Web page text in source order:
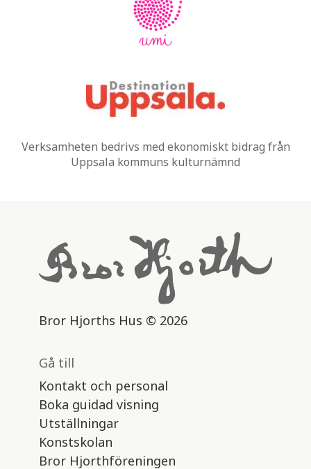
Verksamheten bedrivs med ekonomiskt bidrag från
Uppsala kommuns kulturnämnd
Bror Hjorths Hus © 2026
Gå till
Kontakt och personal
Boka guidad visning
Utställningar
Konstskolan
Bror Hjorthföreningen